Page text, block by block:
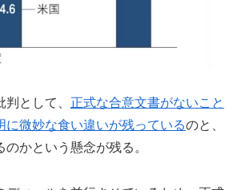
として、 正式な合意文書がないこと
に微妙な食い違いが残っているのと、
かという懸念が残る。